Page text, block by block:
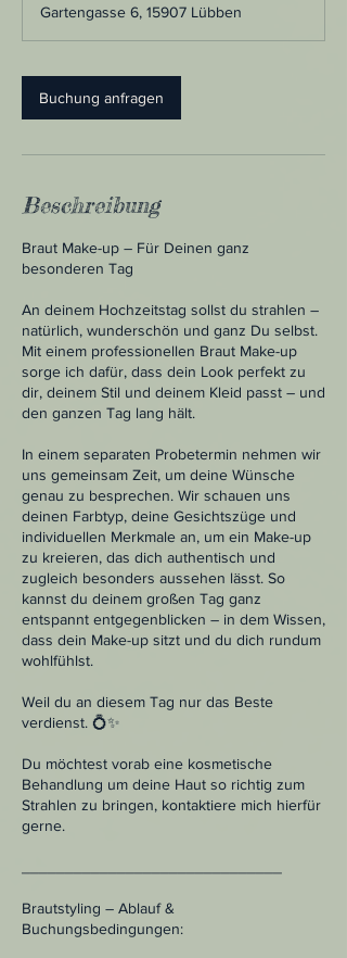
d
3
M
i
n
Gartengasse 6, 15907 Lübben
Buchung anfragen
Beschreibung
Braut Make-up – Für Deinen ganz
besonderen Tag
An deinem Hochzeitstag sollst du strahlen –
natürlich, wunderschön und ganz Du selbst.
Mit einem professionellen Braut Make-up
sorge ich dafür, dass dein Look perfekt zu
dir, deinem Stil und deinem Kleid passt – und
den ganzen Tag lang hält.
In einem separaten Probetermin nehmen wir
uns gemeinsam Zeit, um deine Wünsche
genau zu besprechen. Wir schauen uns
deinen Farbtyp, deine Gesichtszüge und
individuellen Merkmale an, um ein Make-up
zu kreieren, das dich authentisch und
zugleich besonders aussehen lässt. So
kannst du deinem großen Tag ganz
entspannt entgegenblicken – in dem Wissen,
dass dein Make-up sitzt und du dich rundum
wohlfühlst.
Weil du an diesem Tag nur das Beste
verdienst. 💍✨
Du möchtest vorab eine kosmetische
Behandlung um deine Haut so richtig zum
Strahlen zu bringen, kontaktiere mich hierfür
gerne.
Brautstyling – Ablauf &
Buchungsbedingungen: